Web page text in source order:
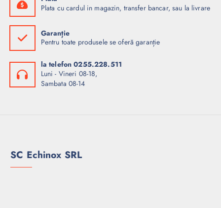
Plata cu cardul in magazin, transfer bancar, sau la livrare
Garanție
Pentru toate produsele se oferă garanție
la telefon 0255.228.511
Luni - Vineri 08-18,
Sambata 08-14
SC Echinox SRL